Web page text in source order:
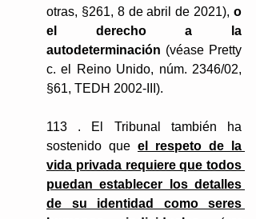
otras, §261, 8 de abril de 2021), o
el derecho a la
autodeterminación (véase Pretty
c. el Reino Unido, núm. 2346/02,
§61, TEDH 2002-III).
113 . El Tribunal también ha
sostenido que el respeto de la
vida privada requiere que todos
puedan establecer los detalles
de su identidad como seres